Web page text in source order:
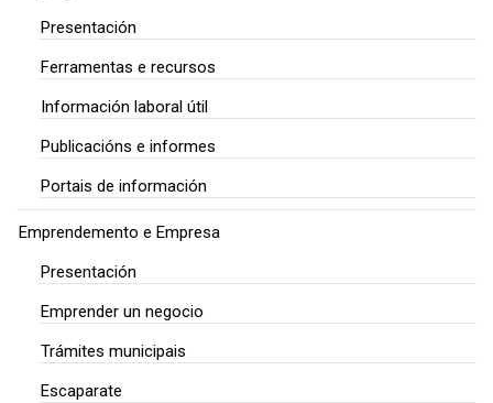
Presentación
Ferramentas e recursos
Información laboral útil
Publicacións e informes
Portais de información
Emprendemento e Empresa
Presentación
Emprender un negocio
Trámites municipais
Escaparate